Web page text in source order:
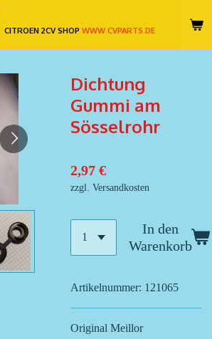
CITROEN 2CV SHOPWWW.CVPARTS.DE
Dichtung
Gummi am
Sösselrohr
2,97 €
zzgl. Versandkosten
In den
Warenkorb
Artikelnummer: 121065
Original Meillor